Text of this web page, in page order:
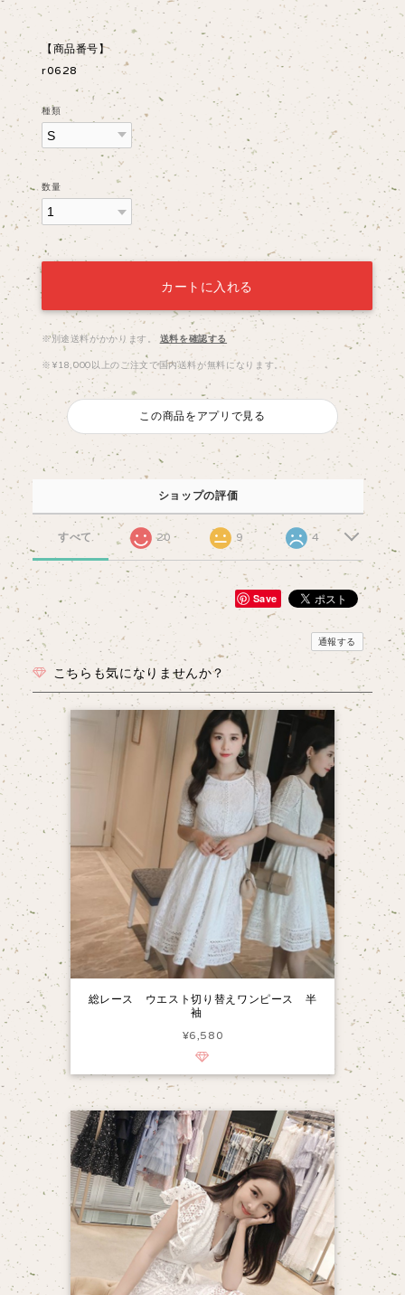
【商品番号】
r0628
種類
数量
カートに入れる
※別途送料がかかります。 送料を確認する
※¥18,000以上のご注文で国内送料が無料になります。
この商品をアプリで見る
ショップの評価
すべて 20 9 4
Save
通報する
こちらも気になりませんか？
総レース ウエスト切り替えワンピース 半
袖
¥6,580